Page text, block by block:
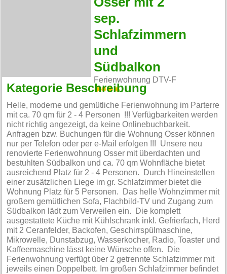
sep.
Schlafzimmern
und
Südbalkon
Ferienwohnung DTV-F
Kategorie Beschreibung
Helle, moderne und gemütliche Ferienwohnung im Parterre
mit ca. 70 qm für 2 - 4 Personen !!! Verfügbarkeiten werden
nicht richtig angezeigt, da keine Onlinebuchbarkeit.
Anfragen bzw. Buchungen für die Wohnung Osser können
nur per Telefon oder per e-Mail erfolgen !!! Unsere neu
renovierte Ferienwohnung Osser mit überdachten und
bestuhlten Südbalkon und ca. 70 qm Wohnfläche bietet
ausreichend Platz für 2 - 4 Personen. Durch Hineinstellen
einer zusätzlichen Liege im gr. Schlafzimmer bietet die
Wohnung Platz für 5 Personen. Das helle Wohnzimmer mit
großem gemütlichen Sofa, Flachbild-TV und Zugang zum
Südbalkon lädt zum Verweilen ein. Die komplett
ausgestattete Küche mit Kühlschrank inkl. Gefrierfach, Herd
mit 2 Ceranfelder, Backofen, Geschirrspülmaschine,
Mikrowelle, Dunstabzug, Wasserkocher, Radio, Toaster und
Kaffeemaschine lässt keine Wünsche offen. Die
Ferienwohnung verfügt über 2 getrennte Schlafzimmer mit
jeweils einen Doppelbett. Im großen Schlafzimmer befindet